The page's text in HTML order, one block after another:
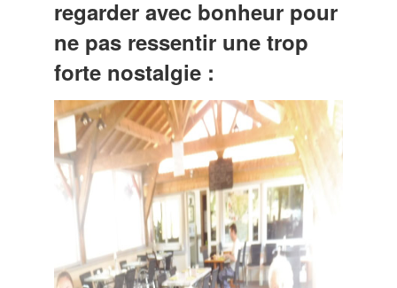
regarder avec bonheur pour
ne pas ressentir une trop
forte nostalgie :